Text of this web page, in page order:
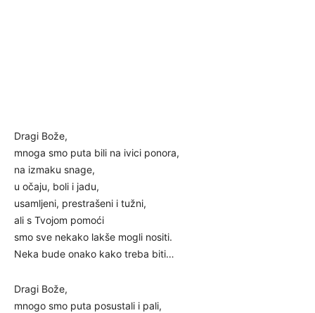
Dragi Bože,
mnoga smo puta bili na ivici ponora,
na izmaku snage,
u očaju, boli i jadu,
usamljeni, prestrašeni i tužni,
ali s Tvojom pomoći
smo sve nekako lakše mogli nositi.
Neka bude onako kako treba biti…
Dragi Bože,
mnogo smo puta posustali i pali,